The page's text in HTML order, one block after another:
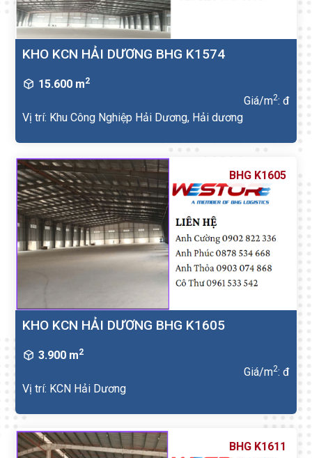
KHO KCN HẢI DƯƠNG BHG K1574
15.600 m2
Giá/m2: đ
Vị trí: Khu Công Nghiệp Hải Dương, Hải dương
BHG K1605
KHO KCN HẢI DƯƠNG BHG K1605
3.900 m2
Giá/m2: đ
Vị trí: KCN Hải Dương
BHG K1611